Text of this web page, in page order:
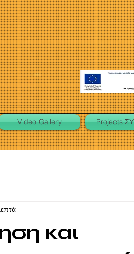
Video Gallery Projects
και